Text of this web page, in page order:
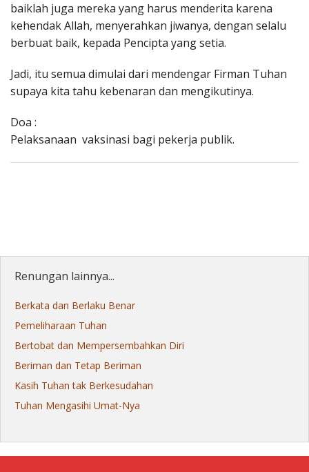
baiklah juga mereka yang harus menderita karena
kehendak Allah, menyerahkan jiwanya, dengan selalu
berbuat baik, kepada Pencipta yang setia.
Jadi, itu semua dimulai dari mendengar Firman Tuhan
supaya kita tahu kebenaran dan mengikutinya.
Doa :
Pelaksanaan vaksinasi bagi pekerja publik.
Renungan lainnya...
Berkata dan Berlaku Benar
Pemeliharaan Tuhan
Bertobat dan Mempersembahkan Diri
Beriman dan Tetap Beriman
Kasih Tuhan tak Berkesudahan
Tuhan Mengasihi Umat-Nya